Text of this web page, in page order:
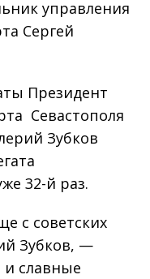
управления
Сергей
Президент
Севастополя
Зубков
32-й раз.
с советских
Зубков, —
и славные